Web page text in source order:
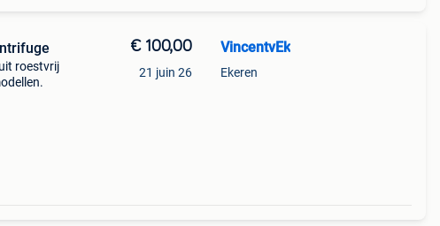
roestvrij
€ 100,00
21 juin 26
VincentvEk
Ekeren